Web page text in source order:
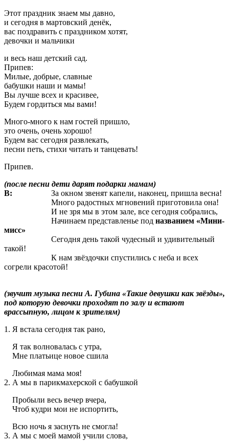
Этот праздник знаем мы давно,
и сегодня в мартовский денёк,
вас поздравить с праздником хотят,
девочки и мальчики
и весь наш детский сад.
Припев:
Милые, добрые, славные
бабушки наши и мамы!
Вы лучше всех и красивее,
Будем гордиться мы вами!
Много-много к нам гостей пришло,
это очень, очень хорошо!
Будем вас сегодня развлекать,
песни петь, стихи читать и танцевать!
Припев.
(после песни дети дарят подарки мамам)
В: За окном звенят капели, наконец, пришла весна!
Много радостных мгновений приготовила она!
И не зря мы в этом зале, все сегодня собрались,
Начинаем представленье под названием «Мини-
мисс»
Сегодня день такой чудесный и удивительный
такой!
К нам звёздочки спустились с неба и всех
согрели красотой!
(звучит музыка песни А. Губина «Такие девушки как звёзды»,
под которую девочки проходят по залу и встают
врассыпную, лицом к зрителям)
1. Я встала сегодня так рано,
Я так волновалась с утра,
Мне платьице новое сшила
Любимая мама моя!
2. А мы в парикмахерской с бабушкой
Пробыли весь вечер вчера,
Чтоб кудри мои не испортить,
Всю ночь я заснуть не смогла!
3. А мы с моей мамой учили слова,